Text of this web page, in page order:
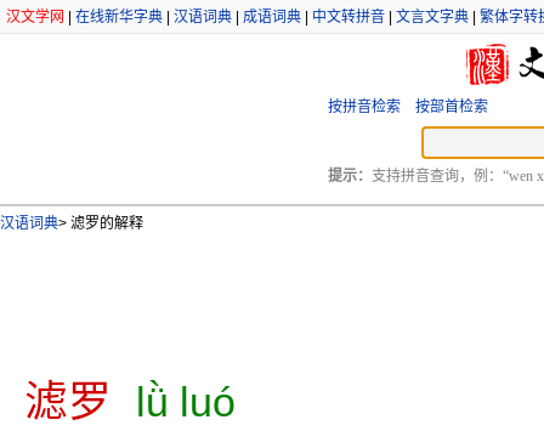
汉文学网 在线新华字典 汉语词典 成语词典 中文转拼音 文言文字典 繁体字转
按拼音检索 按部首检索
提示： 支持拼音查询，例：“wen
汉语词典> 滤罗的解释
滤罗 lǜ luó